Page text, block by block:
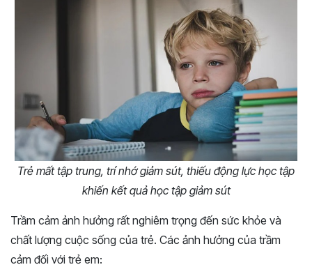
Trẻ mất tập trung, trí nhớ giảm sút, thiếu động lực học tập
khiến kết quả học tập giảm sút
Trầm cảm ảnh hưởng rất nghiêm trọng đến sức khỏe và
chất lượng cuộc sống của trẻ. Các ảnh hưởng của trầm
cảm đối với trẻ em: